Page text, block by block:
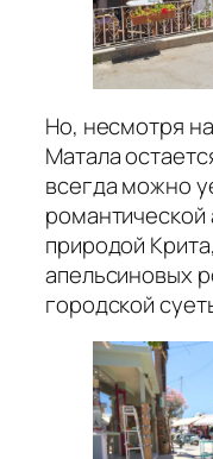
Но, несмотря
Матала
всегда можно
романтической
природой
апельсиновых
городской